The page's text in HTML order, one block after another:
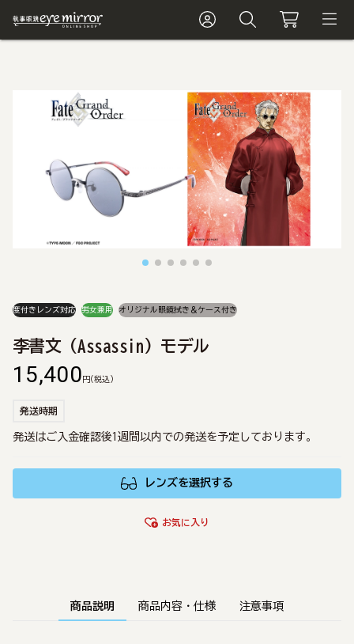
度付きレンズ対応 男女兼用 オリジナル眼鏡拭き＆ケース付き
李書文 (Assassin) モデル
15,400 円 (税込)
発送時期
発送はご入金確認後1週間以内での発送を予定しております。
レンズを選択する
お気に入り
商品説明 商品内容・仕様 注意事項